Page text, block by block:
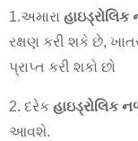
1.અમારા
રક્ષણ કરી શકે છે,
પ્રાપ્ત કરી શકો છો
2. દરેક હાઇડ્રોલિક
આવશે.